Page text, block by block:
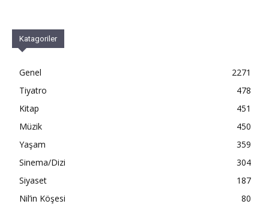
Katagoriler
Genel
2271
Tiyatro
478
Kitap
451
Müzik
450
Yaşam
359
Sinema/Dizi
304
Siyaset
187
Nil’in Köşesi
80